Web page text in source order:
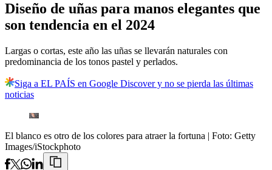
Diseño de uñas para manos elegantes que
son tendencia en el 2024
Largas o cortas, este año las uñas se llevarán naturales con
predominancia de los tonos pastel y perlados.
Siga a EL PAÍS en Google Discover y no se pierda las últimas
noticias
El blanco es otro de los colores para atraer la fortuna | Foto: Getty
Images/iStockphoto